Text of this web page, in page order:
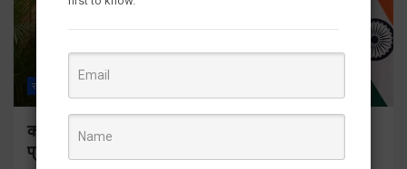
राज्य
कॉमनवेल्थ गेम्स 2026 के उत्तराखंड के पदक विजेताओं और
प्रशिक्षकों को मुख्यमंत्री धामी ने किया सम्मानित